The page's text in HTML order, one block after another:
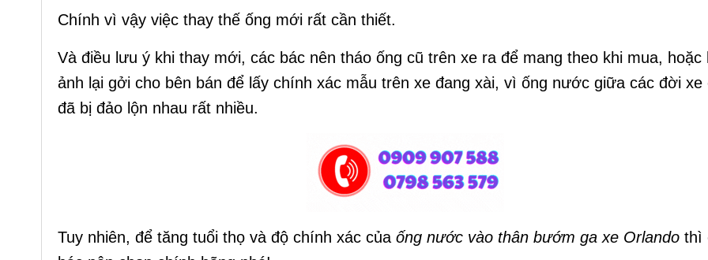
Chính vì vậy việc thay thế ống mới rất cần thiết.
Và điều lưu ý khi thay mới, các bác nên tháo ống cũ trên xe ra để mang theo khi mua, hoặc
ảnh lại gởi cho bên bán để lấy chính xác mẫu trên xe đang xài, vì ống nước giữa các đời xe
đã bị đảo lộn nhau rất nhiều.
Tuy nhiên, để tăng tuổi thọ và độ chính xác của ống nước vào thân bướm ga xe Orlando thì